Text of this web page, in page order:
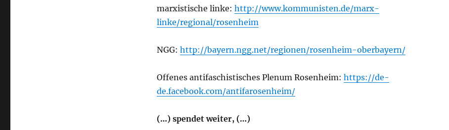
marxistische linke: http://www.kommunisten.de/marx-
linke/regional/rosenheim
NGG: http://bayern.ngg.net/regionen/rosenheim-oberbayern/
Offenes antifaschistisches Plenum Rosenheim: https://de-
de.facebook.com/antifarosenheim/
(…) spendet weiter, (…)